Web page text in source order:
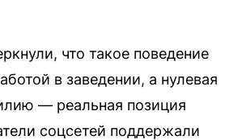
что такое поведение
в заведении, а нулевая
— реальная позиция
соцсетей поддержали